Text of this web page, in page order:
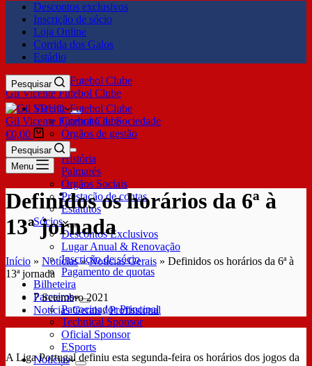
Descontos exclusivos
Inscrição de sócio
Loja Online
Corrida dos Galos
Estádio
Gil Vicente Futebol Clube
Pesquisar
SDUQ
Contrato de Sociedade
Órgãos de gestão
Clube
História
Palmarés
Órgãos Sociais
Prestação de contas
Estatutos
Sócios
Descontos Exclusivos
Lugar Anual & Renovação
Inscrição de sócio
Pagamento de quotas
Bilheteira
Parceiros
Patrocinador Principal
Technical Sponsor
Oficial Sponsor
ESports
Notícias
Gil Vicente Futebol Clube
€0,00
Pesquisar
Menu
Definidos os horários da 6ª à
13ª jornada
Início » Notícias»Notícias Gerais » Definidos os horários da 6ª à
13ª jornada
7 Setembro 2021
Notícias Gerais/Profissional
A Liga Portugal definiu esta segunda-feira os horários dos jogos da